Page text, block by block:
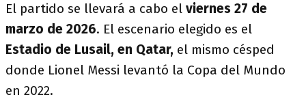
El partido se llevará a cabo el viernes 27 de
marzo de 2026. El escenario elegido es el
Estadio de Lusail, en Qatar, el mismo césped
donde Lionel Messi levantó la Copa del Mundo
en 2022.